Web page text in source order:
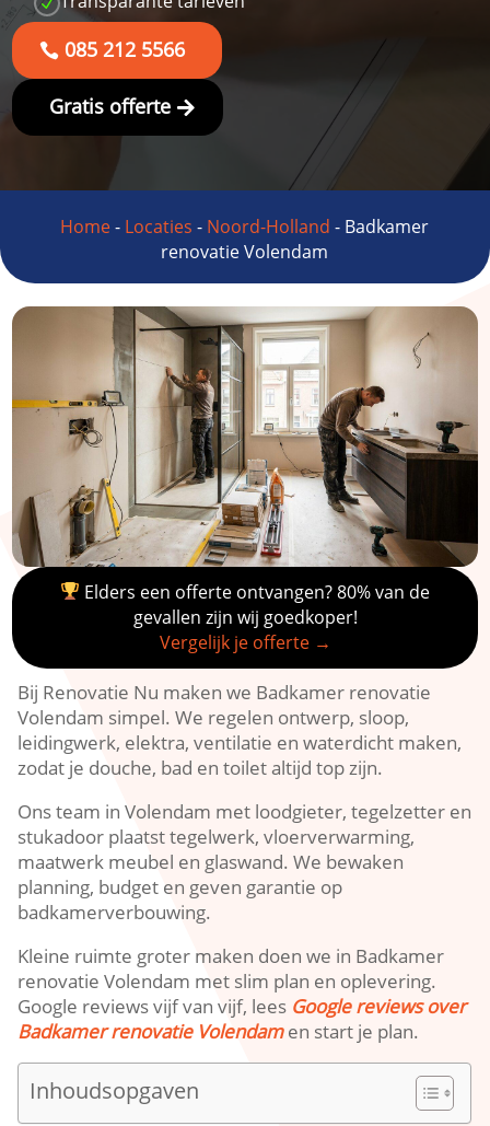
085 212 5566
Gratis offerte
Home- Locaties - Noord-Holland - Badkamer
renovatie Volendam
Elders een offerte ontvangen? 80% van de
gevallen zijn wij goedkoper!
Vergelijk je offerte →
Bij Renovatie Nu maken we Badkamer renovatie
Volendam simpel.​ We regelen ontwerp, sloop,
leidingwerk, elektra, ventilatie en waterdicht maken,
zodat je douche, bad en toilet altijd top zijn.​
Ons team in Volendam met loodgieter, tegelzetter en
stukadoor plaatst tegelwerk, vloerverwarming,
maatwerk meubel en glaswand.​ We bewaken
planning, budget en geven garantie op
badkamerverbouwing.​
Kleine ruimte groter maken doen we in Badkamer
renovatie Volendam met slim plan en oplevering.​
Google reviews vijf van vijf, lees Google reviews over
Badkamer renovatie Volendamen start je plan.​
Inhoudsopgaven